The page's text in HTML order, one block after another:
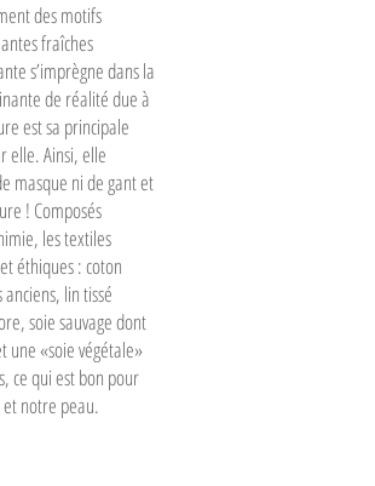
des motifs
fraîches
s’imprègne dans la
de réalité due à
est sa principale
elle. Ainsi, elle
masque ni de gant et
! Composés
les textiles
éthiques : coton
lin tissé
soie sauvage dont
une «soie végétale»
ce qui est bon pour
notre peau.